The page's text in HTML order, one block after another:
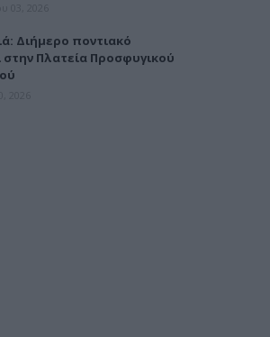
Διήμερο ποντιακό
στην Πλατεία Προσφυγικού